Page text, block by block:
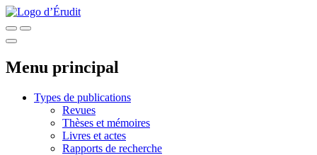
Menu principal
Types de publications
Revues
Thèses et mémoires
Livres et actes
Rapports de recherche